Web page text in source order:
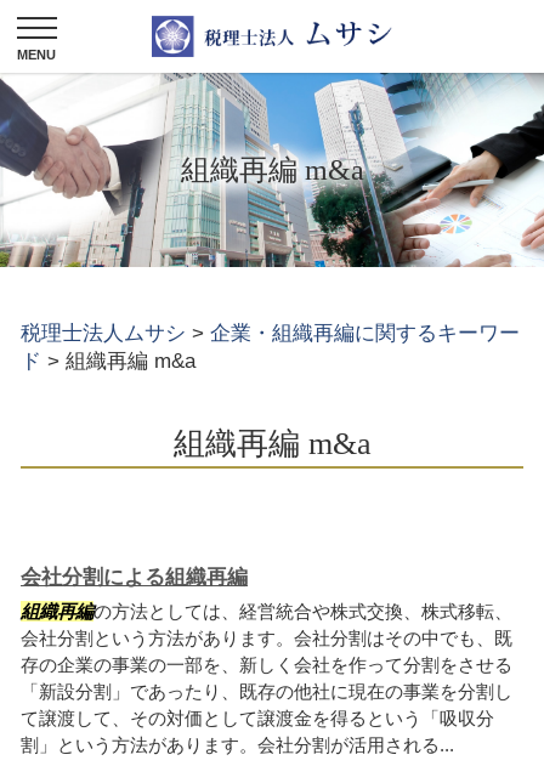
組織再編 m&a
税理士法人ムサシ > 企業・組織再編に関するキーワー
ド > 組織再編 m&a
組織再編 m&a
会社分割による組織再編
組織再編の方法としては、経営統合や株式交換、株式移転、
会社分割という方法があります。会社分割はその中でも、既
存の企業の事業の一部を、新しく会社を作って分割をさせる
「新設分割」であったり、既存の他社に現在の事業を分割し
て譲渡して、その対価として譲渡金を得るという「吸収分
割」という方法があります。会社分割が活用される...